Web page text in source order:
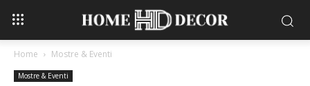
Home Mostre & Eventi
Mostre & Eventi